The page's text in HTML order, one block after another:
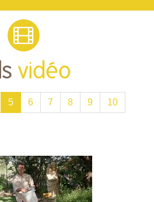
vidéo
5 6 7 8 9 10